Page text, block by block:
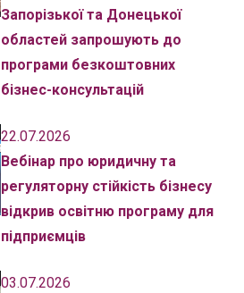
Запорізької та Донецької
областей запрошують до
програми безкоштовних
бізнес-консультацій
22.07.2026
Вебінар про юридичну та
регуляторну стійкість бізнесу
відкрив освітню програму для
підприємців
03.07.2026